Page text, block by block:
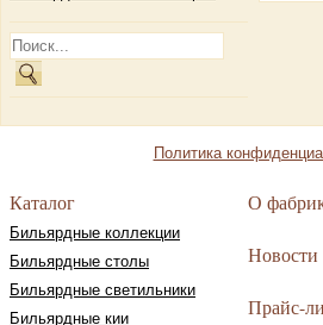
Политика
Каталог
Бильярдные коллекции
Бильярдные столы
Бильярдные светильники
Бильярдные кии
О
Новости
Прайс-